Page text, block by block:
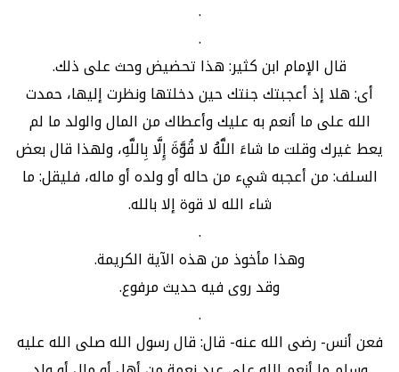
.
.
قال الإمام ابن كثير: هذا تحضيض وحث على ذلك.
أى: هلا إذ أعجبتك جنتك حين دخلتها ونظرت إليها، حمدت
الله على ما أنعم به عليك وأعطاك من المال والولد ما لم
يعط غيرك وقلت ما شاءَ اللَّهُ لا قُوَّةَ إِلَّا بِاللَّهِ، ولهذا قال بعض
السلف: من أعجبه شيء من حاله أو ولده أو ماله، فليقل: ما
شاء الله لا قوة إلا بالله.
.
وهذا مأخوذ من هذه الآية الكريمة.
وقد روى فيه حديث مرفوع.
.
فعن أنس- رضى الله عنه- قال: قال رسول الله صلى الله عليه